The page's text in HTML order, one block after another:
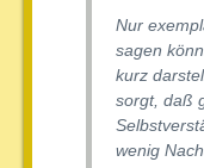
Nur
sagen
kurz
sorgt, daß
wenig